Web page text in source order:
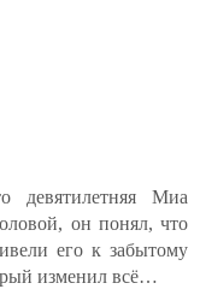
девятилетняя Миа
он понял, что
его к забытому
изменил всё…